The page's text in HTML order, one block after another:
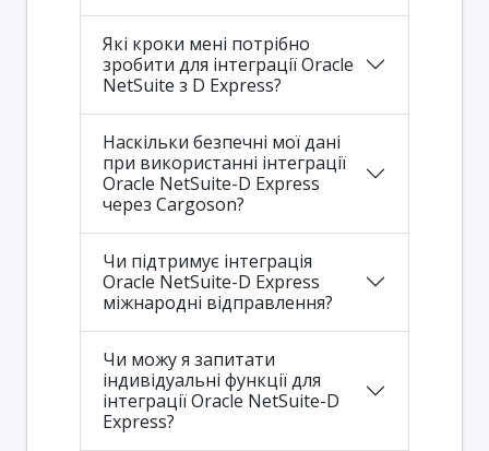
Які кроки мені потрібно
зробити для інтеграції Oracle
NetSuite з D Express?
Наскільки безпечні мої дані
при використанні інтеграції
Oracle NetSuite-D Express
через Cargoson?
Чи підтримує інтеграція
Oracle NetSuite-D Express
міжнародні відправлення?
Чи можу я запитати
індивідуальні функції для
інтеграції Oracle NetSuite-D
Express?